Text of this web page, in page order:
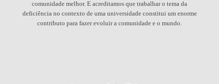
comunidade melhor. E acreditamos que trabalhar o tema da
deficiência no contexto de uma universidade constitui um enorme
contributo para fazer evoluir a comunidade e o mundo.